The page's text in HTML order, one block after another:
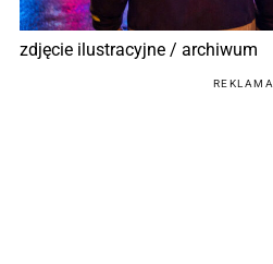
zdjęcie ilustracyjne / archiwum
REKLAMA